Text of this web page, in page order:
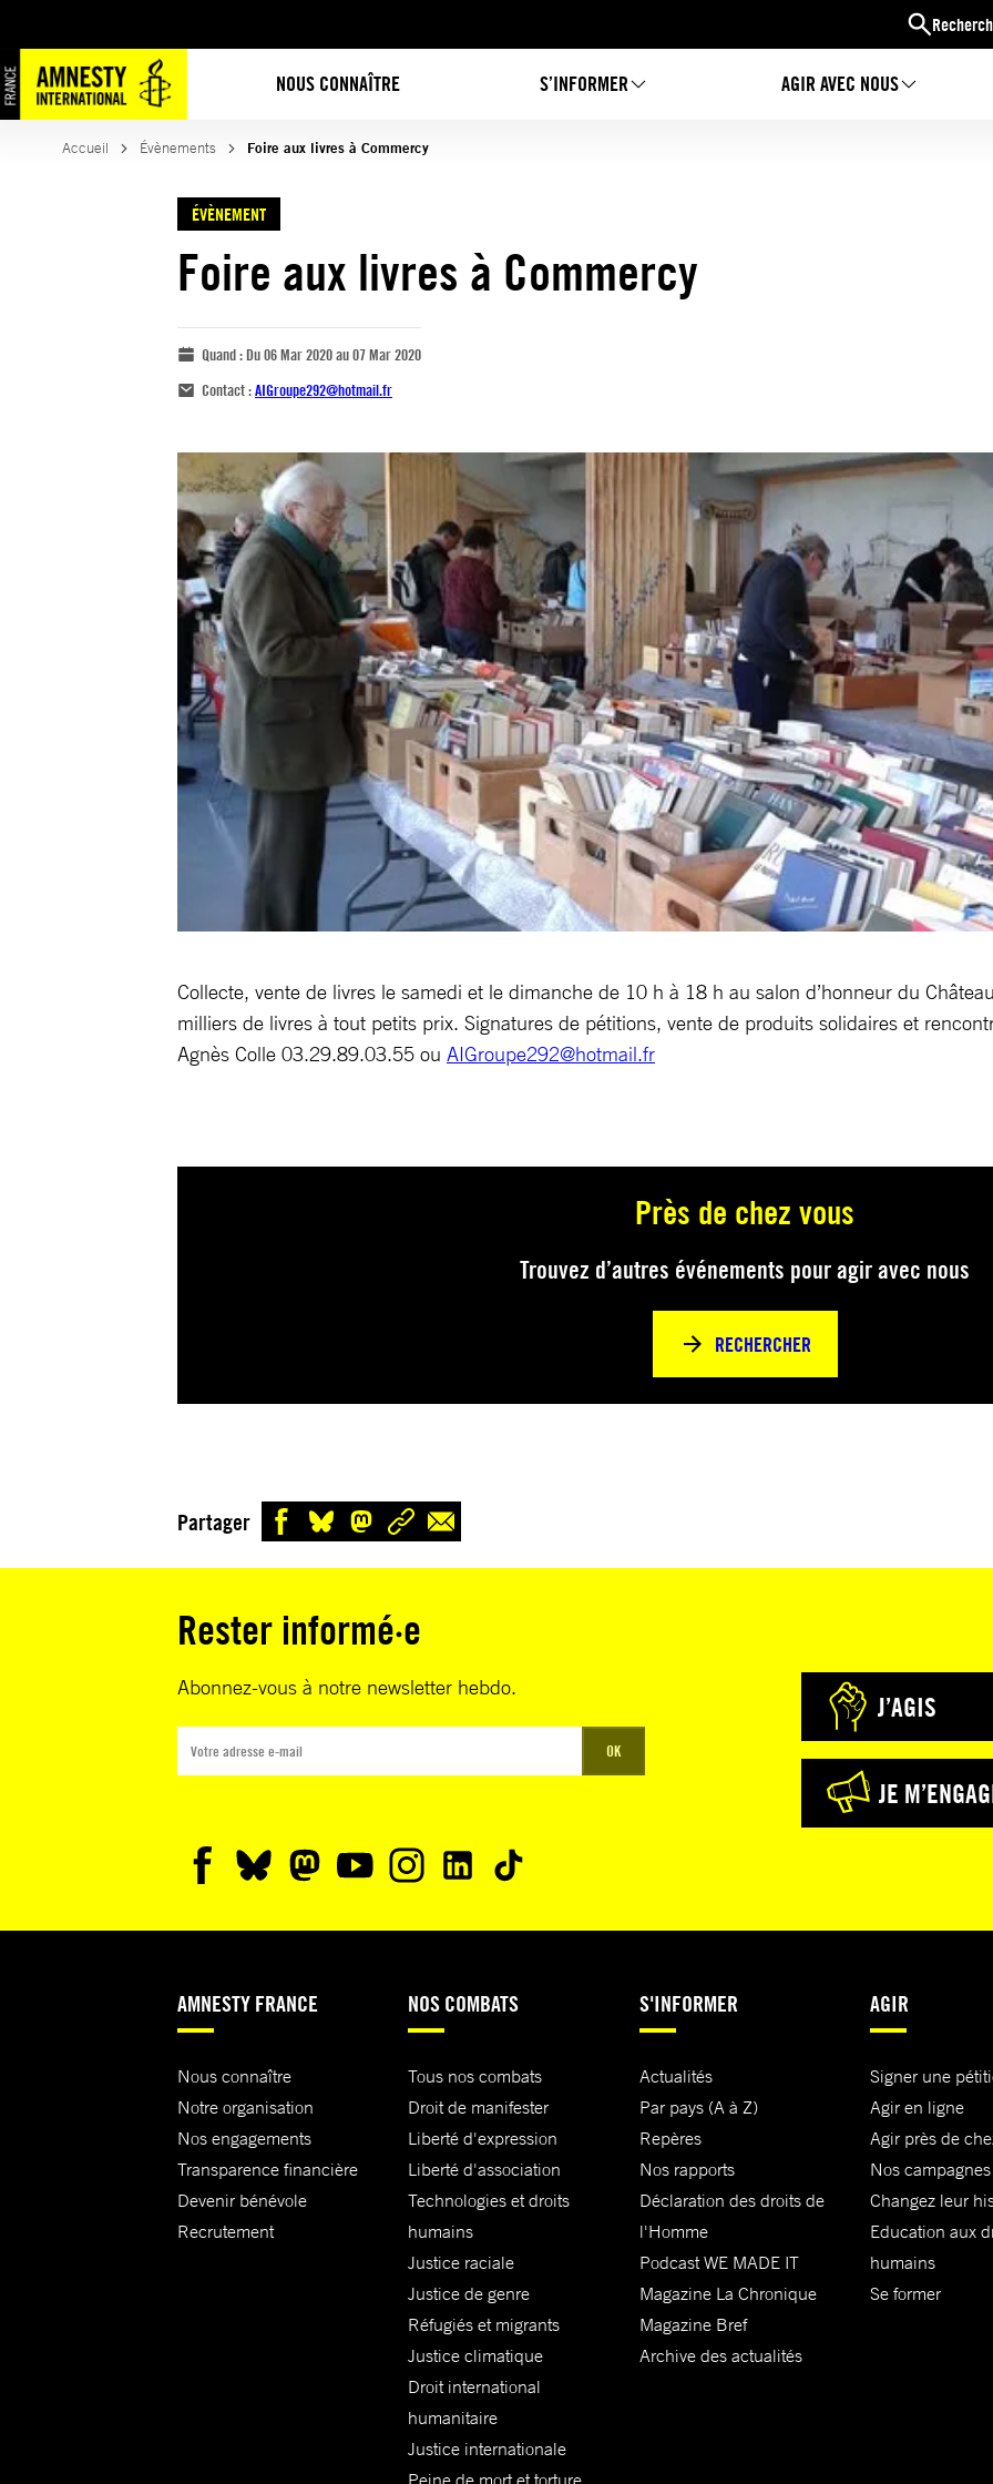
NOUS CONNAÎTRE S’INFORMER AGIR AVEC NOUS
Accueil Évènements Foire aux livres à Commercy
ÉVÈNEMENT
Foire aux livres à Commercy
Quand :Du 06 Mar 2020 au 07 Mar 2020
Contact :AIGroupe292@hotmail.fr
Collecte, vente de livres le samedi et le dimanche de 10 h à 18 h au salon d’honneur du
milliers de livres à tout petits prix. Signatures de pétitions, vente de produits solidaires et
Agnès Colle 03.29.89.03.55 ou AIGroupe292@hotmail.fr
Près de chez vous
Trouvez d’autres événements pour agir avec nous
RECHERCHER
Partager
Rester informé·e
Abonnez-vous à notre newsletter hebdo.
OK
J’AGIS
JE
AMNESTY FRANCE
Nous connaître
Notre organisation
Nos engagements
Transparence financière
Devenir bénévole
Recrutement
NOS COMBATS
Tous nos combats
Droit de manifester
Liberté d'expression
Liberté d'association
Technologies et droits
humains
Justice raciale
Justice de genre
Réfugiés et migrants
Justice climatique
Droit international
humanitaire
Justice internationale
Peine de mort et torture
S'INFORMER
Actualités
Par pays (A à Z)
Repères
Nos rapports
Déclaration des droits de
l'Homme
Podcast WE MADE IT
Magazine La Chronique
Magazine Bref
Archive des actualités
AGIR
Signer une
Agir en ligne
Agir près de
Nos campagnes
Changez leur
Education aux
humains
Se former